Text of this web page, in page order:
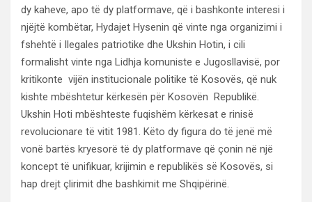
dy kaheve, apo të dy platformave, që i bashkonte interesi i
njëjtë kombëtar, Hydajet Hysenin që vinte nga organizimi i
fshehtë i Ilegales patriotike dhe Ukshin Hotin, i cili
formalisht vinte nga Lidhja komuniste e Jugosllavisë, por
kritikonte vijën institucionale politike të Kosovës, që nuk
kishte mbështetur kërkesën për Kosovën Republikë.
Ukshin Hoti mbështeste fuqishëm kërkesat e rinisë
revolucionare të vitit 1981. Këto dy figura do të jenë më
vonë bartës kryesorë të dy platformave që çonin në një
koncept të unifikuar, krijimin e republikës së Kosovës, si
hap drejt çlirimit dhe bashkimit me Shqipërinë.